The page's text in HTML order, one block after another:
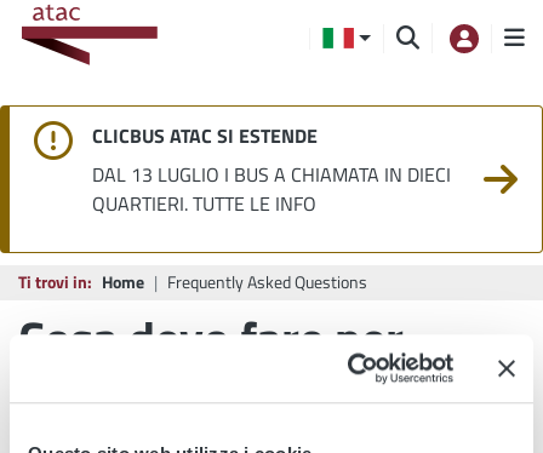
CLICBUS ATAC SI ESTENDE
DAL 13 LUGLIO I BUS A CHIAMATA IN DIECI
QUARTIERI. TUTTE LE INFO
Ti trovi in: Home Frequently Asked Questions
Cosa devo fare per
richiedere un'intervista?